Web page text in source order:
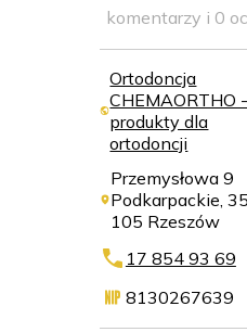
komentarzy i 0
Ortodoncja
CHEMAORTHO
produkty dla
ortodoncji
Przemysłowa 9
Podkarpackie,
105 Rzeszów
17 854 93 69
8130267639